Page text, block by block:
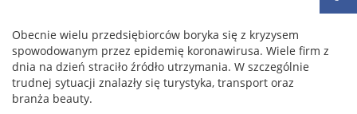
Obecnie wielu przedsiębiorców boryka się z kryzysem
spowodowanym przez epidemię koronawirusa. Wiele firm z
dnia na dzień straciło źródło utrzymania. W szczególnie
trudnej sytuacji znalazły się turystyka, transport oraz
branża beauty.